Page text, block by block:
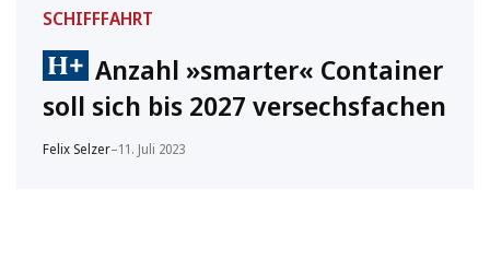
SCHIFFFAHRT
Anzahl »smarter« Container
soll sich bis 2027 versechsfachen
Felix Selzer–11. Juli 2023